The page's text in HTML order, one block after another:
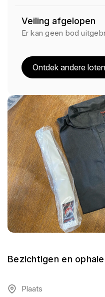
Bezichtigen en
Plaats
Veiling afgelopen
Er kan geen bod
Ontdek andere loten